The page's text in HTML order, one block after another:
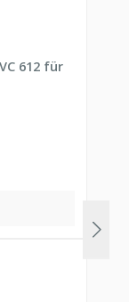
612 für